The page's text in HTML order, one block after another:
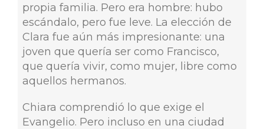
propia familia. Pero era hombre: hubo
escándalo, pero fue leve. La elección de
Clara fue aún más impresionante: una
joven que quería ser como Francisco,
que quería vivir, como mujer, libre como
aquellos hermanos.
Chiara comprendió lo que exige el
Evangelio. Pero incluso en una ciudad